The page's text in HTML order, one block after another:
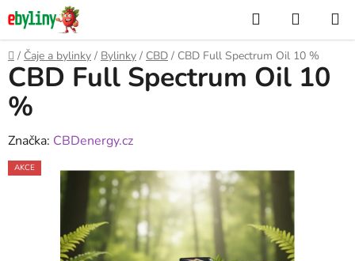
Přejít
na
obsah
Hledat
KOŠÍK
Domů
/ Čaje a bylinky / Bylinky / CBD / CBD Full Spectrum Oil 10 %
CBD Full Spectrum Oil 10
%
Značka: CBDenergy.cz
AKCE